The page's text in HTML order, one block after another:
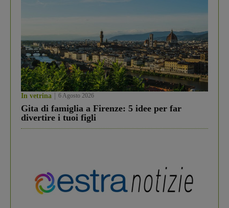
In vetrina 6 Agosto 2026
Gita di famiglia a Firenze: 5 idee per far
divertire i tuoi figli